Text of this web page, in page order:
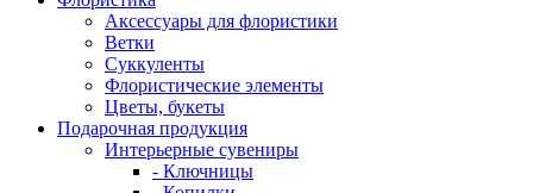
Аксессуары для флористики
Ветки
Суккуленты
Флористические элементы
Цветы, букеты
Подарочная продукция
Интерьерные сувениры
- Ключницы